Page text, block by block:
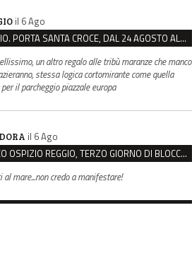
il 6 Ago
REGGIO. PORTA SANTA CROCE, DAL 24 AGOSTO AL VIA IL CANTIERE PER IL NUOVO COLLETTORE FOGNARIO
un altro regalo alle tribù maranze che manco
stessa logica cortomirante come quella
il parcheggio piazzale europa
il 6 Ago
BOSCO OSPIZIO REGGIO, TERZO GIORNO DI BLOCCO. IL COMITATO: “PRESIDIO FINO A VENERDÌ”
al mare...non credo a manifestare!